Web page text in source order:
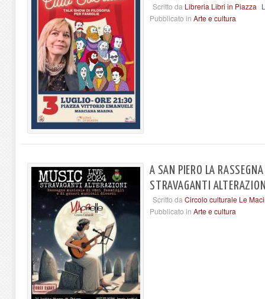
Scritto da Libreria Libri in Piazza
Pubblicato in Arte e cultura
A SAN PIERO LA
STRAVAGANTI
Scritto da Circolo culturale Le
Pubblicato in Arte e cultura